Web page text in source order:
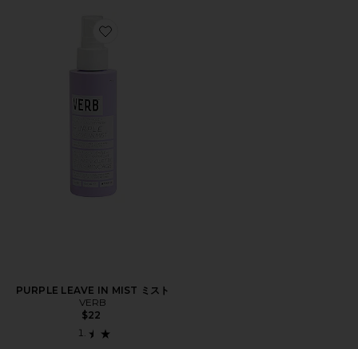
Favorite PURPLE LEAVE IN MIST ミスト
PURPLE LEAVE IN MIST ミスト
VERB
$22